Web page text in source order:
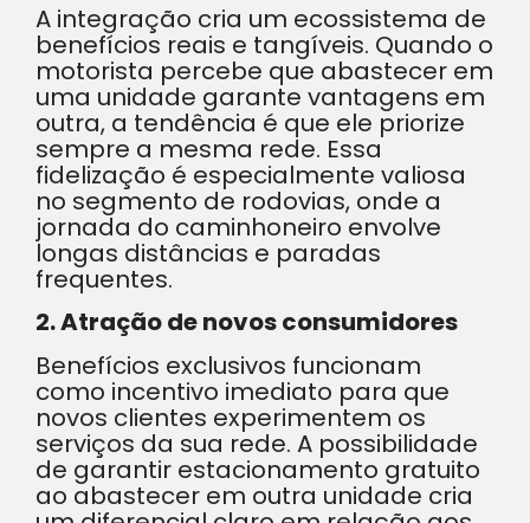
A integração cria um ecossistema de
benefícios reais e tangíveis. Quando o
motorista percebe que abastecer em
uma unidade garante vantagens em
outra, a tendência é que ele priorize
sempre a mesma rede. Essa
fidelização é especialmente valiosa
no segmento de rodovias, onde a
jornada do caminhoneiro envolve
longas distâncias e paradas
frequentes.
2. Atração de novos consumidores
Benefícios exclusivos funcionam
como incentivo imediato para que
novos clientes experimentem os
serviços da sua rede. A possibilidade
de garantir estacionamento gratuito
ao abastecer em outra unidade cria